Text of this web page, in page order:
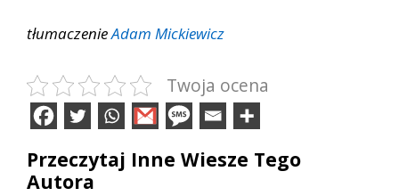
tłumaczenieAdam Mickiewicz
Twoja ocena
Przeczytaj Inne Wiesze Tego
Autora